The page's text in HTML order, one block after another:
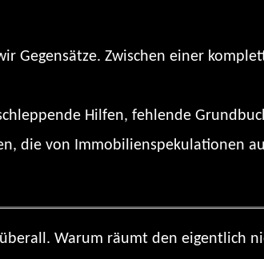
Gegensätze. Zwischen einer
Hilfen, fehlende
die von Immobilienspekulationen
Warum räumt den eigentlich